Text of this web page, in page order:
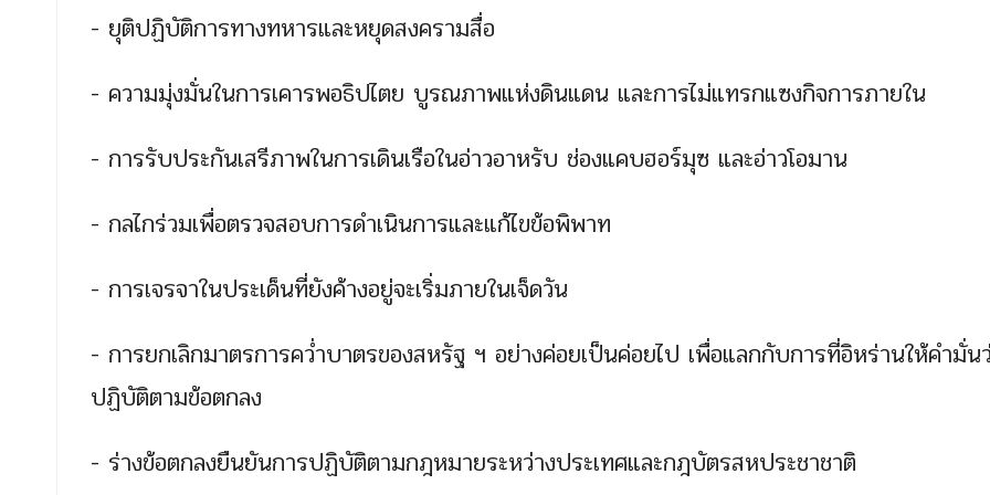
- ยุติปฏิบัติการทางทหารและหยุดสงครามสื่อ
- ความมุ่งมั่นในการเคารพอธิปไตย บูรณภาพแห่งดินแดน และการไม่แทรกแซงกิจการภายใน
- การรับประกันเสรีภาพในการเดินเรือในอ่าวอาหรับ ช่องแคบฮอร์มุซ และอ่าวโอมาน
- กลไกร่วมเพื่อตรวจสอบการดำเนินการและแก้ไขข้อพิพาท
- การเจรจาในประเด็นที่ยังค้างอยู่จะเริ่มภายในเจ็ดวัน
- การยกเลิกมาตรการคว่ำบาตรของสหรัฐ ฯ อย่างค่อยเป็นค่อยไป เพื่อแลกกับการที่อิหร่านให้คำมั่น
ปฏิบัติตามข้อตกลง
- ร่างข้อตกลงยืนยันการปฏิบัติตามกฎหมายระหว่างประเทศและกฎบัตรสหประชาชาติ